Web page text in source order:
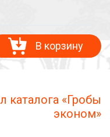
В корзину
каталога «Гробы
эконом»